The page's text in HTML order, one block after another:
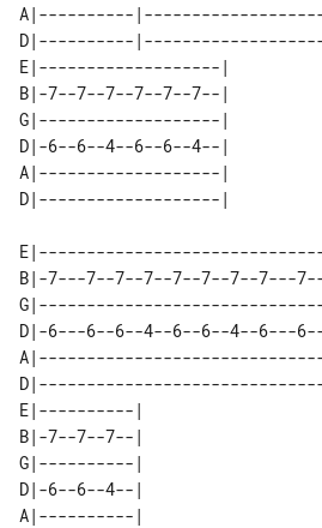
A|----------
D|----------
E|-------------------|
B|-7--7--7--7--7--7--|
G|-------------------|
D|-6--6--4--6--6--4--|
A|-------------------|
B|-7---7--7--7--7--7--7--7---
D|-6---6--6--4--6--6--4--6---
E|----------|
B|-7--7--7--|
G|----------|
D|-6--6--4--|
A|----------|